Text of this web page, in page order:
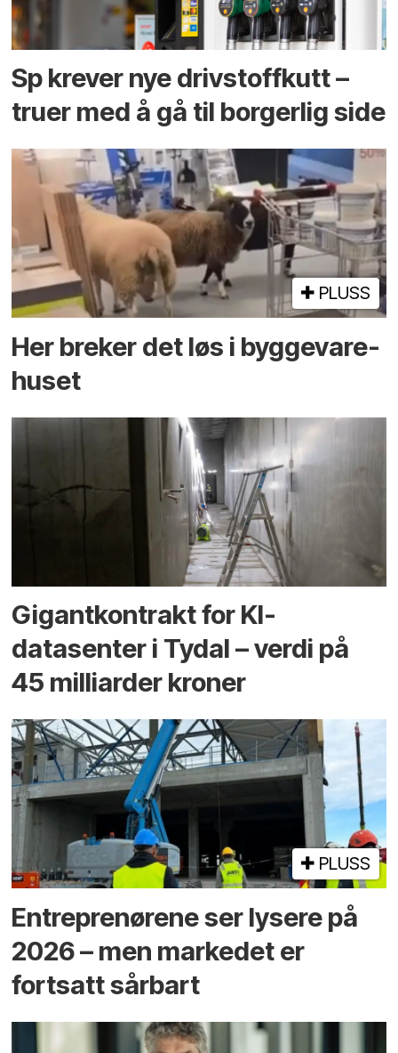
Sp krever nye drivstoffkutt –
truer med å gå til borgerlig side
PLUSS
Her breker det løs i bygge­vare­
huset
Gigantkontrakt for KI-
datasenter i Tydal – verdi på
45 milliarder kroner
PLUSS
Entreprenørene ser lysere på
2026 – men markedet er
fortsatt sårbart